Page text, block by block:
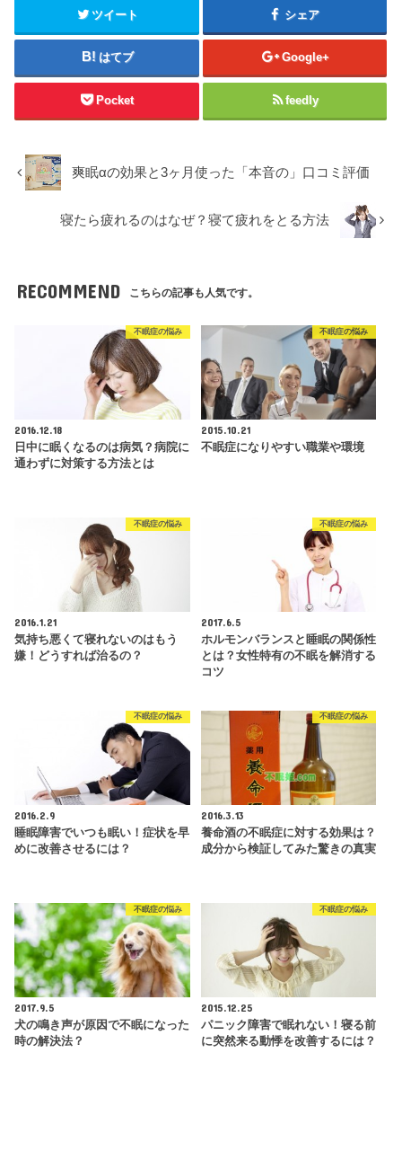
ツイート シェア
はてブ Google+
Pocket feedly
爽眠αの効果と3ヶ月使った「本音の」口コミ評価
寝たら疲れるのはなぜ？寝て疲れをとる方法
RECOMMEND こちらの記事も人気です。
不眠症の悩み
2016.12.18
日中に眠くなるのは病気？病院に
通わずに対策する方法とは
不眠症の悩み
2015.10.21
不眠症になりやすい職業や環境
不眠症の悩み
2016.1.21
気持ち悪くて寝れないのはもう
嫌！どうすれば治るの？
不眠症の悩み
2017.6.5
ホルモンバランスと睡眠の関係性
とは？女性特有の不眠を解消する
コツ
不眠症の悩み
2016.2.9
睡眠障害でいつも眠い！症状を早
めに改善させるには？
不眠症の悩み
2016.3.13
養命酒の不眠症に対する効果は？
成分から検証してみた驚きの真実
不眠症の悩み
2017.9.5
犬の鳴き声が原因で不眠になった
時の解決法？
不眠症の悩み
2015.12.25
パニック障害で眠れない！寝る前
に突然来る動悸を改善するには？